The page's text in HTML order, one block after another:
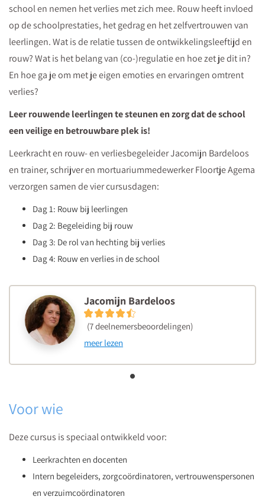
begrijpen
over
doodgaan.
school en nemen het verlies met zich mee. Rouw heeft invloed
op de schoolprestaties, het gedrag en het zelfvertrouwen van
leerlingen. Wat is de relatie tussen de ontwikkelingsleeftijd en
rouw? Wat is het belang van (co-)regulatie en hoe zet je dit in?
En hoe ga je om met je eigen emoties en ervaringen omtrent
verlies?
Leer rouwende leerlingen te steunen en zorg dat de school
een veilige en betrouwbare plek is!
Leerkracht en rouw- en verliesbegeleider Jacomijn Bardeloos
en trainer, schrijver en mortuariummedewerker Floortje Agema
verzorgen samen de vier cursusdagen:
Dag 1: Rouw bij leerlingen
Dag 2: Begeleiding bij rouw
Dag 3: De rol van hechting bij verlies
Dag 4: Rouw en verlies in de school
Jacomijn Bardeloos
(7 deelnemersbeoordelingen)
meer lezen
Voor wie
Deze cursus is speciaal ontwikkeld voor:
Leerkrachten en docenten
Intern begeleiders, zorgcoördinatoren, vertrouwenspersonen
en verzuimcoördinatoren